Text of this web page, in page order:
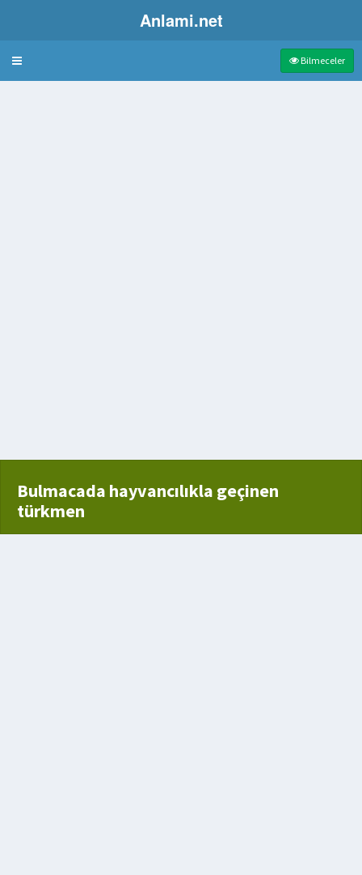
Anlami.net
Bulmaca Bilmeceler
Bulmacada hayvancılıkla geçinen
türkmen